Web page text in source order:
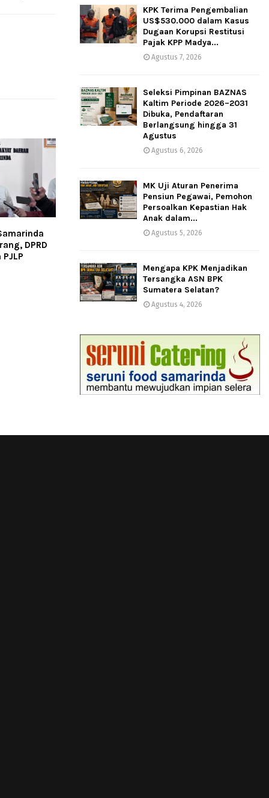
DPRD
KPK Terima Pengembalian
US$530.000 dalam Kasus
Dugaan Korupsi Restitusi
Pajak KPP Madya...
Agustus 7, 2026
Seleksi Pimpinan BAZNAS
Kaltim Periode 2026–2031
Dibuka, Pendaftaran
Berlangsung hingga 31
Agustus
Agustus 6, 2026
MK Uji Aturan Penerima
Pensiun Pegawai, Pemohon
Persoalkan Kepastian Hak
Anak dalam...
Agustus 5, 2026
Mengapa KPK Menjadikan
Tersangka ASN BPK
Sumatera Selatan?
Agustus 4, 2026